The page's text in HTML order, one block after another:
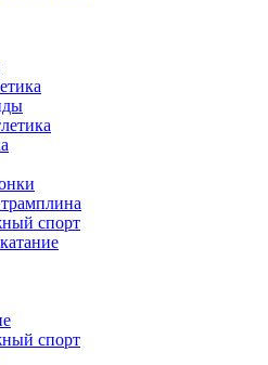
спорт
спорт